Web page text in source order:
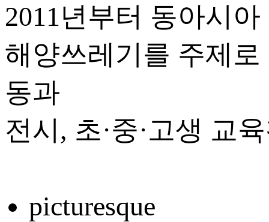
2011년부터 동아시
해양쓰레기를 주제
동과
전시, 초·중·고생 교
picturesque